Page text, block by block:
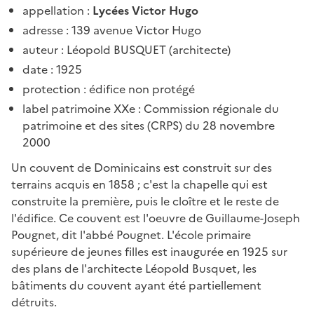
appellation : Lycées Victor Hugo
adresse : 139 avenue Victor Hugo
auteur : Léopold BUSQUET (architecte)
date : 1925
protection : édifice non protégé
label patrimoine XXe : Commission régionale du
patrimoine et des sites (CRPS) du 28 novembre
2000
Un couvent de Dominicains est construit sur des
terrains acquis en 1858 ; c'est la chapelle qui est
construite la première, puis le cloître et le reste de
l'édifice. Ce couvent est l'oeuvre de Guillaume-Joseph
Pougnet, dit l'abbé Pougnet. L'école primaire
supérieure de jeunes filles est inaugurée en 1925 sur
des plans de l'architecte Léopold Busquet, les
bâtiments du couvent ayant été partiellement
détruits.